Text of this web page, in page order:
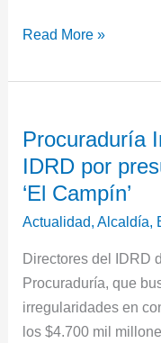
Read More »
Procuraduría
IDRD por
‘El Campín’
Actualidad,Alcaldía,
Directores del IDRD
Procuraduría, que
irregularidades en
los $4.700 mil
Indaga
a
directores
por
presunto
detrimento
contra